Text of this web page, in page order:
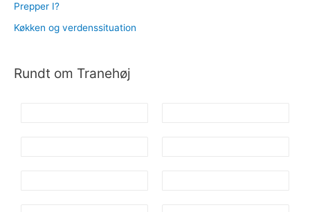
Prepper I?
Køkken og verdenssituation
Rundt om Tranehøj